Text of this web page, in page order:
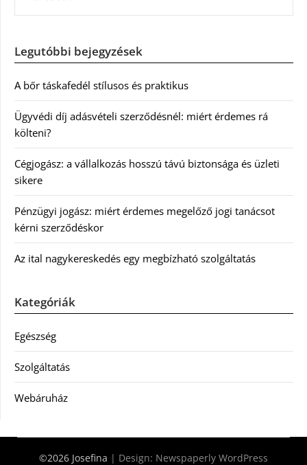
Legutóbbi bejegyzések
A bőr táskafedél stílusos és praktikus
Ügyvédi díj adásvételi szerződésnél: miért érdemes rá
költeni?
Cégjogász: a vállalkozás hosszú távú biztonsága és üzleti
sikere
Pénzügyi jogász: miért érdemes megelőző jogi tanácsot
kérni szerződéskor
Az ital nagykereskedés egy megbízható szolgáltatás
Kategóriák
Egészség
Szolgáltatás
Webáruház
©2026 Josefina | Design: Newspaperly WordPress